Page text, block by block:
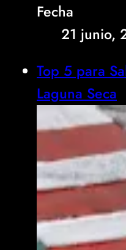
Fecha
21 junio,
Top 5 para
Laguna Seca